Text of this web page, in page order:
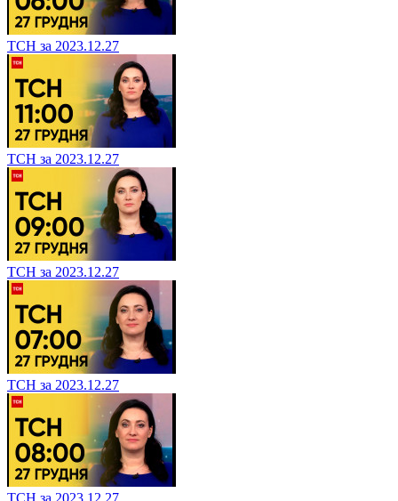
ТСН за 2023.12.27
ТСН за 2023.12.27
ТСН за 2023.12.27
ТСН за 2023.12.27
ТСН за 2023.12.27